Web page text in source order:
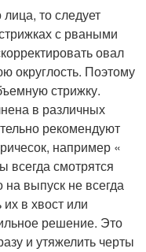
то следует
с рваными
овал
округлость. Поэтому
стрижку.
в различных
рекомендуют
например «
смотрятся
выпуск не всегда
в хвост или
решение. Это
и утяжелить черты